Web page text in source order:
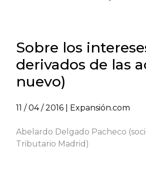
Sobre los
derivados de las
nuevo)
11 / 04 / 2016 | Expansión.com
Abelardo Delgado Pacheco
Tributario Madrid)